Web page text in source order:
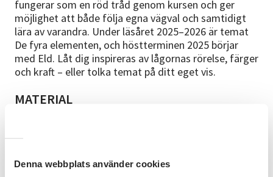
Denna webbplats använder cookies
fungerar som en röd tråd genom kursen och ger
möjlighet att både följa egna vägval och samtidigt
lära av varandra. Under läsåret 2025–2026 är temat
De fyra elementen, och höstterminen 2025 börjar
med Eld. Låt dig inspireras av lågornas rörelse, färger
och kraft – eller tolka temat på ditt eget vis.
MATERIAL
gruppen om materialval och kan vid behov göra
gemensamma beställningar för att hålla nere